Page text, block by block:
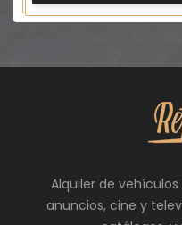
Alquiler de
anuncios, cine y